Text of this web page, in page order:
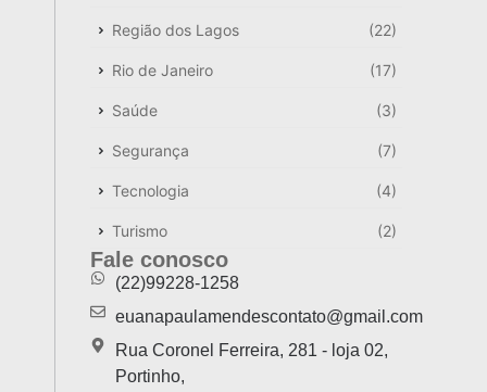
Região dos Lagos (22)
Rio de Janeiro (17)
Saúde (3)
Segurança (7)
Tecnologia (4)
Turismo (2)
Fale conosco
(22)99228-1258
euanapaulamendescontato@gmail.com
Rua Coronel Ferreira, 281 - loja 02,
Portinho,